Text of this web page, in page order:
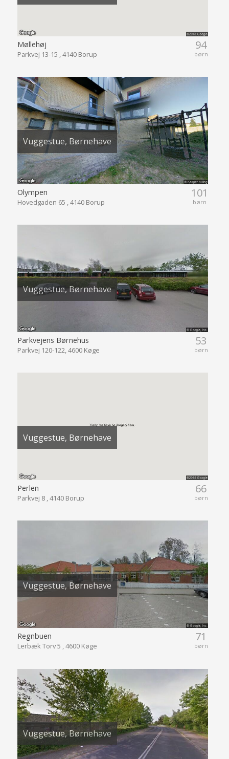
94
børn
Møllehøj
Parkvej 13-15 , 4140 Borup
Vuggestue, Børnehave
101
børn
Olympen
Hovedgaden 65 , 4140 Borup
Vuggestue, Børnehave
53
børn
Parkvejens Børnehus
Parkvej 120-122, 4600 Køge
Vuggestue, Børnehave
66
børn
Perlen
Parkvej 8 , 4140 Borup
Vuggestue, Børnehave
71
børn
Regnbuen
Lerbæk Torv 5 , 4600 Køge
Vuggestue, Børnehave